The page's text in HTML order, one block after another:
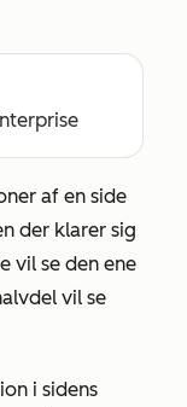
af en side
der klarer sig
vil se den ene
vil se
i sidens